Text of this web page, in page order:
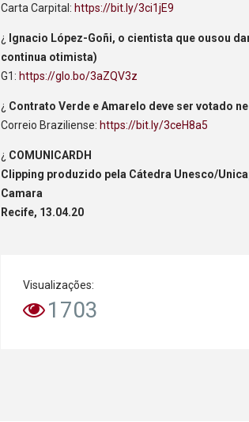
Carta Carpital: https://bit.ly/3ci1jE9
¿
Ignacio López-Goñi, o cientista que ousou
continua otimista)
G1: https://glo.bo/3aZQV3z
¿ Contrato Verde e Amarelo deve ser votado
Correio Braziliense: https://bit.ly/3ceH8a5
¿ COMUNICARDH
Clipping produzido pela Cátedra Unesco/
Camara
Recife, 13.04.20
Visualizações:
1703